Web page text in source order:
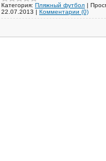
Категория: Пляжный футбол |
22.07.2013 | Комментарии (0)